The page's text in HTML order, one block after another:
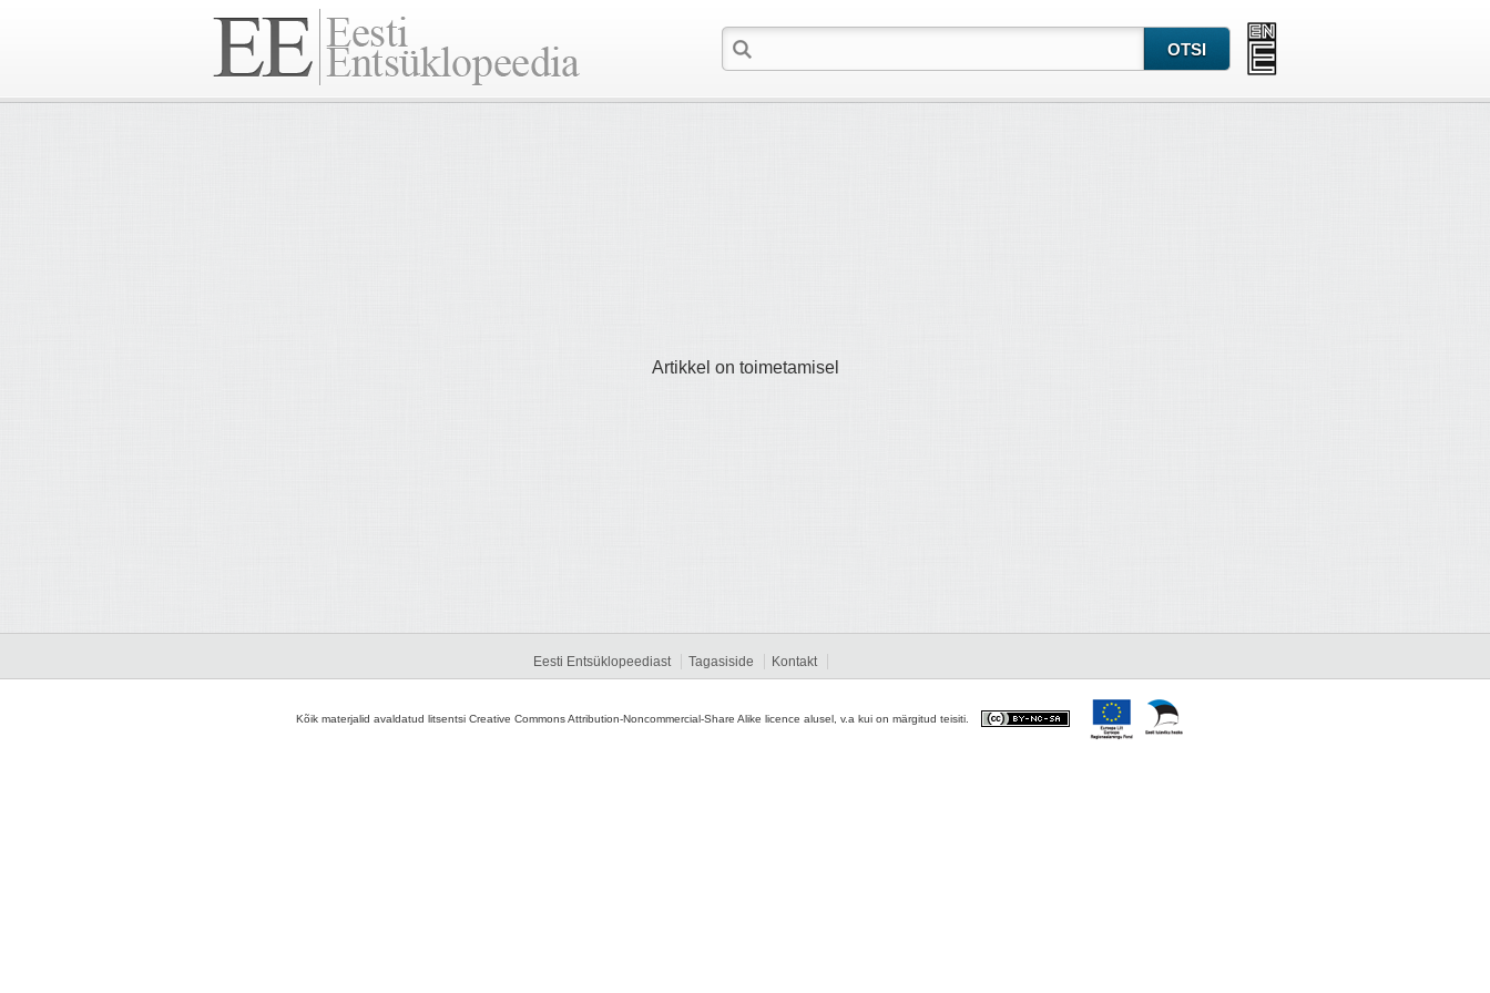
Artikkel on toimetamisel
Eesti Entsüklopeediast Tagasiside Kontakt
Kõik materjalid avaldatud litsentsi Creative Commons Attribution-Noncommercial-Share Alike licence alusel, v.a kui on märgitud teisiti.